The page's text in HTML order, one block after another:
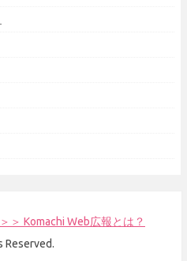
＞＞ Komachi Web広報とは？
Reserved.